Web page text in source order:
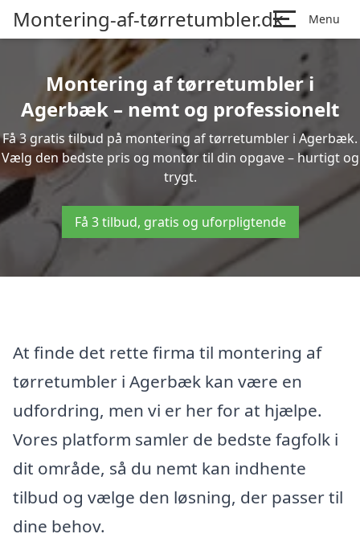
Montering-af-tørretumbler.dk Menu
Montering af tørretumbler i
Agerbæk – nemt og professionelt
Få 3 gratis tilbud på montering af tørretumbler i Agerbæk.
Vælg den bedste pris og montør til din opgave – hurtigt og
trygt.
Få 3 tilbud, gratis og uforpligtende
At finde det rette firma til montering af
tørretumbler i Agerbæk kan være en
udfordring, men vi er her for at hjælpe.
Vores platform samler de bedste fagfolk i
dit område, så du nemt kan indhente
tilbud og vælge den løsning, der passer til
dine behov.